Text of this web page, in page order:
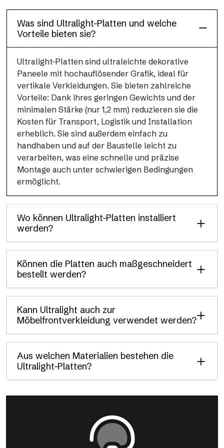
Was sind Ultralight-Platten und welche
Vorteile bieten sie?
Ultralight-Platten sind ultraleichte dekorative
Paneele mit hochauflösender Grafik, ideal für
vertikale Verkleidungen. Sie bieten zahlreiche
Vorteile: Dank ihres geringen Gewichts und der
minimalen Stärke (nur 1,2 mm) reduzieren sie die
Kosten für Transport, Logistik und Installation
erheblich. Sie sind außerdem einfach zu
handhaben und auf der Baustelle leicht zu
verarbeiten, was eine schnelle und präzise
Montage auch unter schwierigen Bedingungen
ermöglicht.
Wo können Ultralight-Platten installiert
werden?
Können die Platten auch maßgeschneidert
bestellt werden?
Kann Ultralight auch zur
Möbelfrontverkleidung verwendet werden?
Aus welchen Materialien bestehen die
Ultralight-Platten?